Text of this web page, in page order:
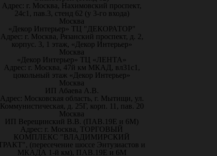
Адрес: г. Москва, Нахимовский проспект,
24с1, пав.3, стенд 62 (у 3-го входа)
Москва
«Декор Интерьер» ТЦ "ДЕКОРАТОР"
Адрес: г. Москва, Рязанский проспект, д. 2,
корпус. 3, 1 этаж, «Декор Интерьер»
Москва
«Декор Интерьер» ТЦ «ЛЕНТА»
Адрес: г. Москва, 47й км МКАД, вл31с1,
цокольный этаж «Декор Интерьер»
Москва
ИП Абаева А.В.
Адрес: Московская область, г. Мытищи, ул.
Коммунистическая, д. 25Г, корп. 11, пав. 20
Москва
ИП Верещинский В.В. (ПАВ.19Е и 6М)
Адрес: г. Москва, ТОРГОВЫЙ
КОМПЛЕКС "ВЛАДИМИРСКИЙ
(пересечение шоссе Энтузиастов и
МКАДА 1-й км), ПАВ.19Е и 6М